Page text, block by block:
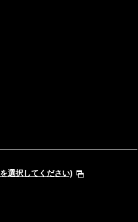
選択してください)